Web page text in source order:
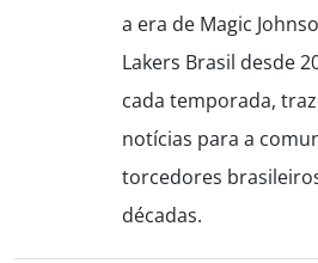
a era de Magic
Lakers Brasil desde
cada temporada,
notícias para a
torcedores
décadas.